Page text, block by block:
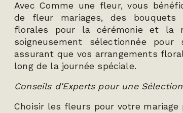
Avec Comme une fleur, vous
de fleur mariages, des bouquets
florales pour la cérémonie et la
soigneusement sélectionnée
assurant que vos arrangements
long de la journée spéciale.
Conseils d'Experts pour une
Choisir les fleurs pour votre